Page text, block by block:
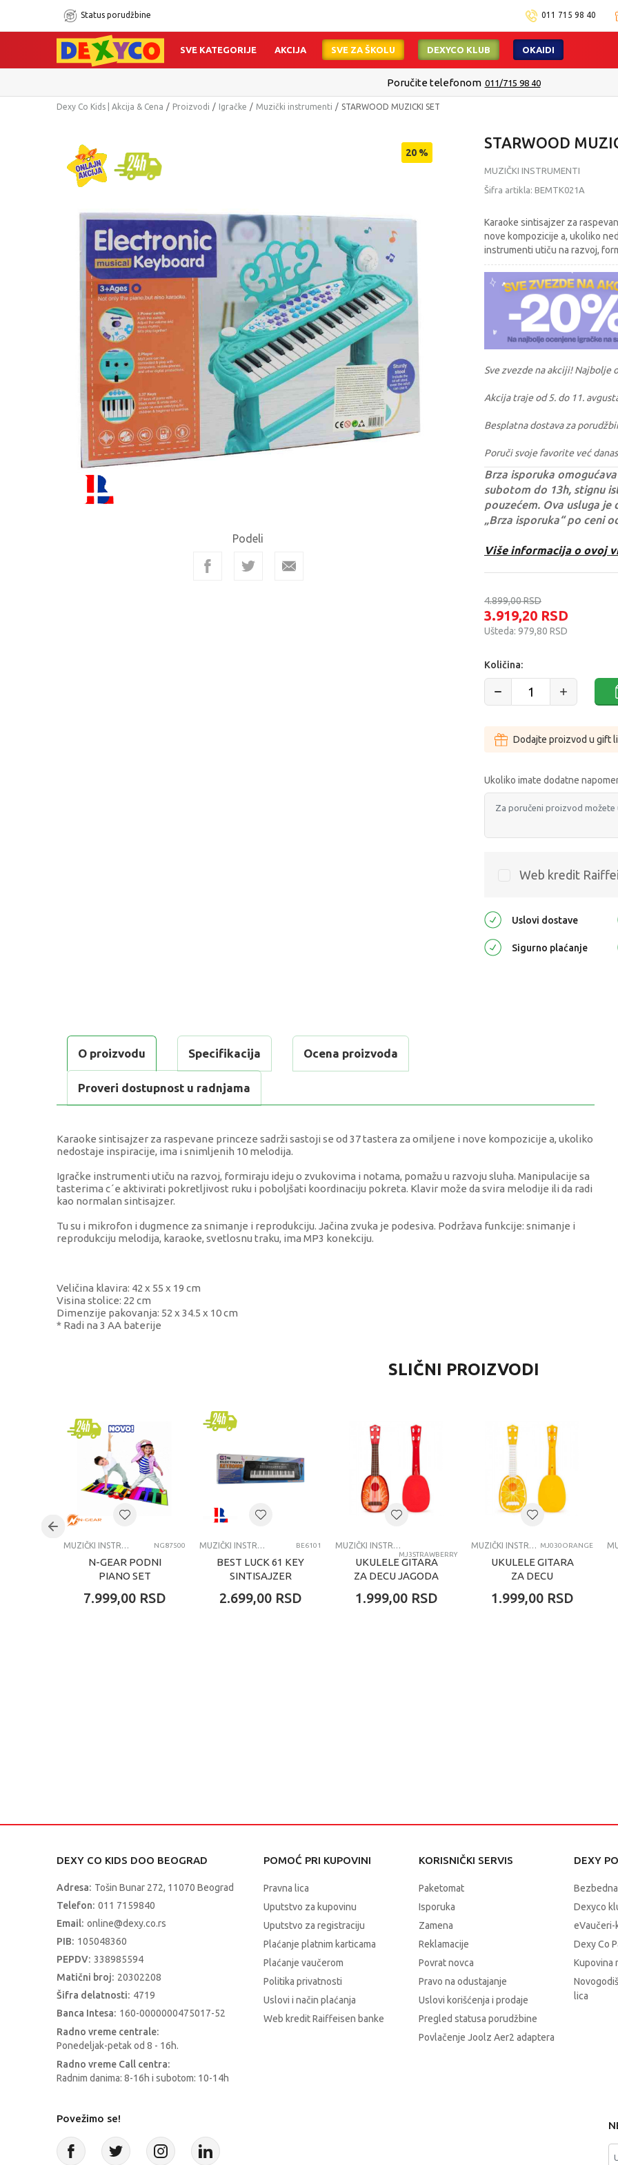
Status porudžbine 011 715 98 40
SVE KATEGORIJE AKCIJA SVE ZA ŠKOLU DEXYCO KLUB OKAIDI
Poručite telefonom 011/715 98 40
Dexy Co Kids | Akcija & Cena Proizvodi Igračke Muzički instrumenti STARWOOD MUZICKI SET
20 %
Podeli
STARWOOD
MUZIČKI INSTRUMENTI
Šifra artikla: BEMTK021A
Karaoke sintisajzer za
nove kompozicije a, ukoliko
instrumenti utiču na razvoj,
Sve zvezde na akciji! Najbolje
Akcija traje od 5. do 11.
Besplatna dostava za
Poruči svoje favorite već
Brza isporuka
subotom do 13h, stignu
pouzećem. Ova usluga
„Brza isporuka“ po ceni
Više informacija o ovoj
4.899,00RSD
3.919,20 RSD
Ušteda: 979,80 RSD
Količina:
Dodajte proizvod u gift
Ukoliko imate dodatne
Web kredit
Uslovi dostave
Sigurno plaćanje
O proizvodu Specifikacija Ocena proizvoda
Proveri dostupnost u radnjama
Karaoke sintisajzer za raspevane princeze sadrži sastoji se od 37 tastera za omiljene i nove kompozicije a, ukoliko
nedostaje inspiracije, ima i snimljenih 10 melodija.
Igračke instrumenti utiču na razvoj, formiraju ideju o zvukovima i notama, pomažu u razvoju sluha. Manipulacije sa
tasterima c´e aktivirati pokretljivost ruku i poboljšati koordinaciju pokreta. Klavir može da svira melodije ili da radi
kao normalan sintisajzer.
Tu su i mikrofon i dugmence za snimanje i reprodukciju. Jačina zvuka je podesiva. Podržava funkcije: snimanje i
reprodukciju melodija, karaoke, svetlosnu traku, ima MP3 konekciju.
Veličina klavira: 42 x 55 x 19 cm
Visina stolice: 22 cm
Dimenzije pakovanja: 52 x 34.5 x 10 cm
* Radi na 3 AA baterije
Muzički instrumenti
Pol univerzalno
Uzrast 4-6 godina
MUZICKI INSTRUMENTI
SLIČNI PROIZVODI
MUZIČKI INSTRUMENTI NG87500
N-GEAR PODNI
PIANO SET
7.999,00 RSD
MUZIČKI INSTRUMENTI BE6101
BEST LUCK 61 KEY
SINTISAJZER
2.699,00 RSD
MUZIČKI INSTRUMENTI
MJ3STRAWBERRY
UKULELE GITARA
ZA DECU JAGODA
1.999,00 RSD
MUZIČKI INSTRUMENTI MJ030ORANGE
UKULELE GITARA
ZA DECU
1.999,00 RSD
DEXY CO KIDS DOO BEOGRAD
Adresa: Tošin Bunar 272, 11070 Beograd
Telefon: 011 7159840
Email: online@dexy.co.rs
PIB: 105048360
PEPDV: 338985594
Matični broj: 20302208
Šifra delatnosti: 4719
Banca Intesa: 160-0000000475017-52
Radno vreme centrale:
Ponedeljak-petak od 8 - 16h.
Radno vreme Call centra:
Radnim danima: 8-16h i subotom: 10-14h
POMOĆ PRI KUPOVINI
Pravna lica
Uputstvo za kupovinu
Uputstvo za registraciju
Plaćanje platnim karticama
Plaćanje vaučerom
Politika privatnosti
Uslovi i način plaćanja
Web kredit Raiffeisen banke
KORISNIČKI SERVIS
Paketomat
Isporuka
Zamena
Reklamacije
Povrat novca
Pravo na odustajanje
Uslovi korišćenja i prodaje
Pregled statusa porudžbine
Povlačenje Joolz Aer2 adaptera
DEXY
Dexyco
Dexy Co
Kupovina
lica
Povežimo se!